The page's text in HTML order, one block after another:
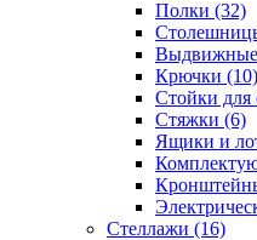
Полки (32)
Крючки (10)
Стойки для
Стяжки (6)
Ящики и
Стеллажи (16)